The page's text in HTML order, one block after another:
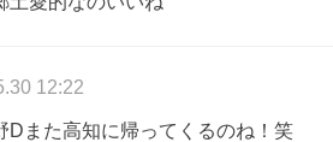
12:22
Dまた高知に帰ってくるのね！笑